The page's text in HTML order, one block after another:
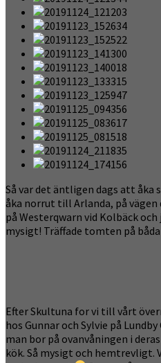
Så var det äntligen dags att åka
åka norrut till Arlanda, på
på Westerqwarn vid Kolbäck
mysigt! Träffade tomten på
Efter Skultuna for vi till vårt
hos Gunnar och Sylvie på
man bor på ovanvåningen i
kök. Så mysigt och hemtrevligt.